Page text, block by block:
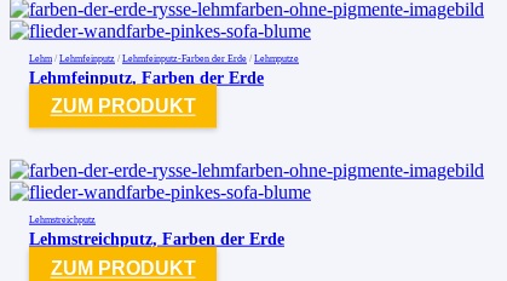
Lehm / Lehmfeinputz / Lehmfeinputz-Farben der Erde / Lehmputze
Lehmfeinputz, Farben der Erde
ZUM PRODUKT
Lehmstreichputz
Lehmstreichputz, Farben der Erde
ZUM PRODUKT